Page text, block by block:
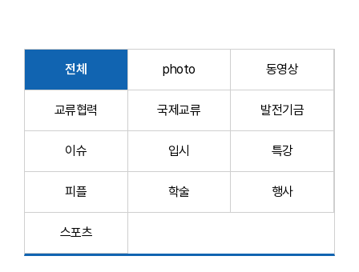
전체 photo 동영상
교류협력 국제교류 발전기금
이슈 입시 특강
피플 학술 행사
스포츠